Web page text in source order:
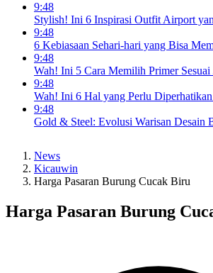
9:48
Stylish! Ini 6 Inspirasi Outfit Airport
9:48
6 Kebiasaan Sehari-hari yang Bisa
9:48
Wah! Ini 5 Cara Memilih Primer
9:48
Wah! Ini 6 Hal yang Perlu
9:48
Gold & Steel: Evolusi Warisan Desain
News
Kicauwin
Harga Pasaran Burung Cucak Biru
Harga Pasaran Burung